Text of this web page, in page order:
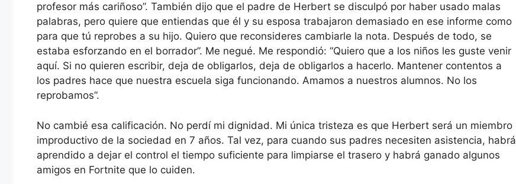
profesor más cariñoso”. También dijo que el padre de Herbert se disculpó por haber usado malas
palabras, pero quiere que entiendas que él y su esposa trabajaron demasiado en ese informe como
para que tú reprobes a su hijo. Quiero que reconsideres cambiarle la nota. Después de todo, se
estaba esforzando en el borrador”. Me negué. Me respondió: “Quiero que a los niños les guste venir
aquí. Si no quieren escribir, deja de obligarlos, deja de obligarlos a hacerlo. Mantener contentos a
los padres hace que nuestra escuela siga funcionando. Amamos a nuestros alumnos. No los
reprobamos”.
No cambié esa calificación. No perdí mi dignidad. Mi única tristeza es que Herbert será un miembro
improductivo de la sociedad en 7 años. Tal vez, para cuando sus padres necesiten asistencia, habrá
aprendido a dejar el control el tiempo suficiente para limpiarse el trasero y habrá ganado algunos
amigos en Fortnite que lo cuiden.